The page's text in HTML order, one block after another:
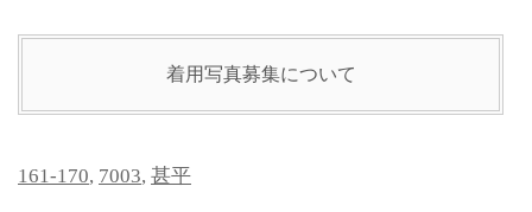
着用写真募集について
161-170, 7003, 甚平